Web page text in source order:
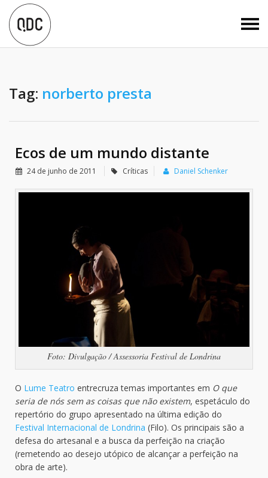
Tag: norberto presta
Ecos de um mundo distante
24 de junho de 2011 Críticas Daniel Schenker
Foto: Divulgação / Assessoria Festival de Londrina
O Lume Teatro entrecruza temas importantes em O que
seria de nós sem as coisas que não existem, espetáculo do
repertório do grupo apresentado na última edição do
Festival Internacional de Londrina (Filo). Os principais são a
defesa do artesanal e a busca da perfeição na criação
(remetendo ao desejo utópico de alcançar a perfeição na
obra de arte).